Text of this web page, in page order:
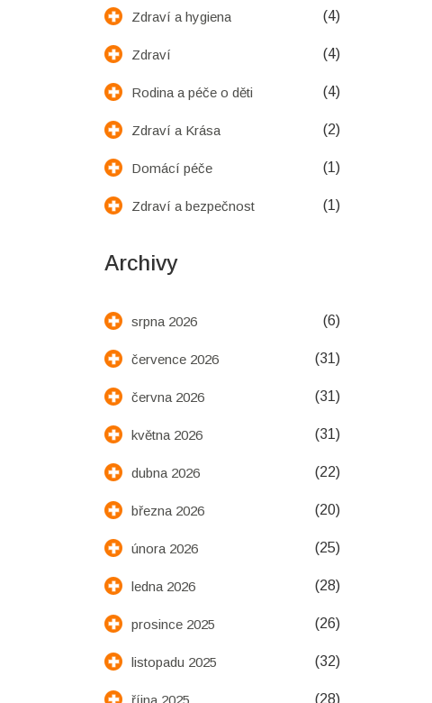
Zdraví a hygiena (4)
Zdraví (4)
Rodina a péče o děti (4)
Zdraví a Krása (2)
Domácí péče (1)
Zdraví a bezpečnost (1)
Archivy
srpna 2026 (6)
července 2026 (31)
června 2026 (31)
května 2026 (31)
dubna 2026 (22)
března 2026 (20)
února 2026 (25)
ledna 2026 (28)
prosince 2025 (26)
listopadu 2025 (32)
října 2025 (28)